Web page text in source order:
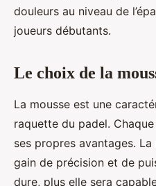
douleurs au niveau de
joueurs débutants.
Le choix de la
La mousse est une
raquette du padel.
ses propres avantages.
gain de précision et de
dure, plus elle sera